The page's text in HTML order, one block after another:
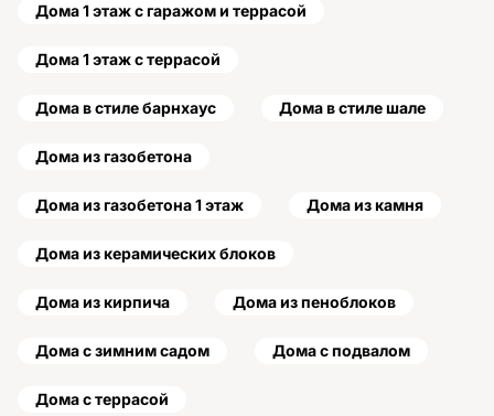
Дома 1 этаж с гаражом и террасой
Дома 1 этаж с террасой
Дома в стиле барнхаус Дома в стиле шале
Дома из газобетона
Дома из газобетона 1 этаж Дома из камня
Дома из керамических блоков
Дома из кирпича Дома из пеноблоков
Дома с зимним садом Дома с подвалом
Дома с террасой